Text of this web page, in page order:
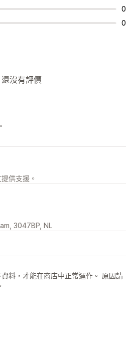
0
0
還沒有評價
供支援。
3047BP, NL
料，才能在商店中正常運作。 原因請